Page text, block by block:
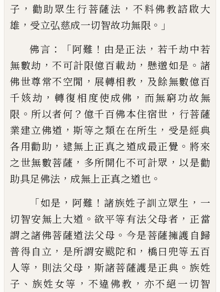
子 ， 勸助眾生行菩薩法 ， 不料佛教諮啟大
雄 ， 受立弘慈成一切智故功無限 。」
佛言 ：「阿難 ！ 由是正法 ， 若千劫中若
無數劫 ，不可計限億百載劫 ， 懸邈如是 。 諸
佛世尊常不空閒 ， 展轉相教 ， 及餘無數億百
千姟劫 ，轉復相度使成佛 ， 而無窮功故無
限 。 所以者何 ？ 億千百佛本住宿世 ， 行菩薩
業建立佛道 ，斯等之類在在所生 ， 受是經典
各用勸助 ， 逮無上正真之道成最正覺 。 將來
之世無數菩薩 ， 多所開化不可計眾 ， 以是勸
助具足佛法 ， 成無上正真之道也 。
「如是 ， 阿難 ！諸族姓子訓立眾生 ， 一
切智安無上大道 。欲平等有法父母者 ， 正當
謂之諸佛菩薩道法父母 。 今是菩薩擁護自歸
普得自立 ， 是所謂安颰陀和 ， 橋曰兜等五百
人等 ， 則法父母 ，斯諸菩薩護是正典 。族姓
子 、 族姓女等 ， 不違佛教 ， 亦不絕一切智